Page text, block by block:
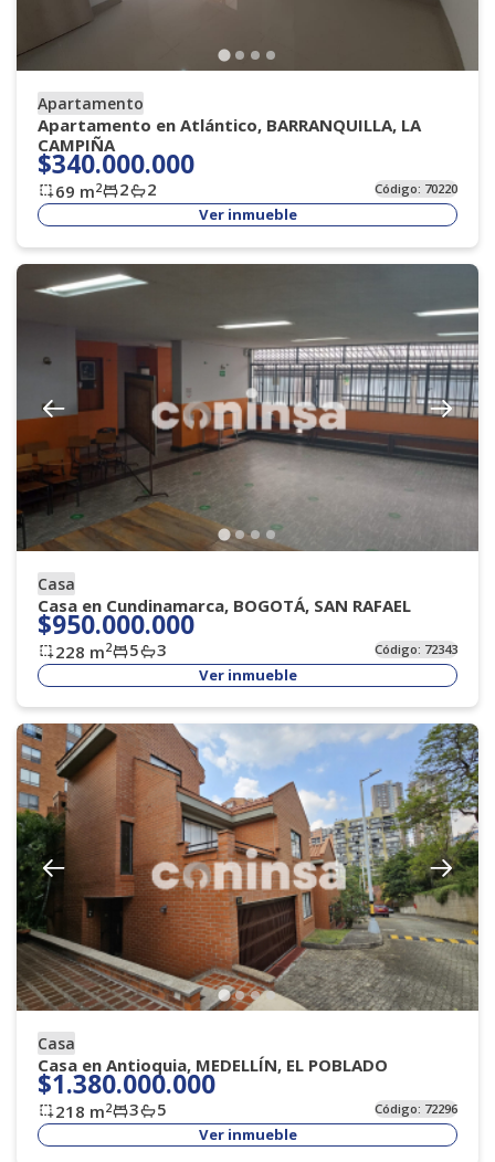
Apartamento
Apartamento en Atlántico, BARRANQUILLA, LA
CAMPIÑA
$340.000.000
69 m2 2 2 Código: 70220
Ver inmueble
Casa
Casa en Cundinamarca, BOGOTÁ, SAN RAFAEL
$950.000.000
228 m2 5 3 Código: 72343
Ver inmueble
Casa
Casa en Antioquia, MEDELLÍN, EL POBLADO
$1.380.000.000
218 m2 3 5 Código: 72296
Ver inmueble